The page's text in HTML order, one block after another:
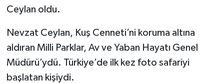
Ceylan oldu.
Nevzat Ceylan, Kuş Cenneti’ni koruma altına
aldıran Milli Parklar, Av ve Yaban Hayatı Genel
Müdürü’ydü. Türkiye’de ilk kez foto safariyi
başlatan kişiydi.